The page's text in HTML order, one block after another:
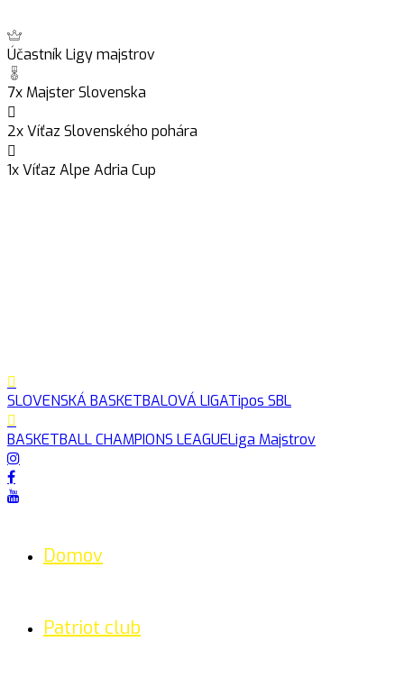
Účastník Ligy majstrov
7x Majster Slovenska
2x Víťaz Slovenského pohára
1x Víťaz Alpe Adria Cup
SLOVENSKÁ BASKETBALOVÁ LIGATipos SBL
BASKETBALL CHAMPIONS LEAGUELiga Majstrov
Domov
Patriot club